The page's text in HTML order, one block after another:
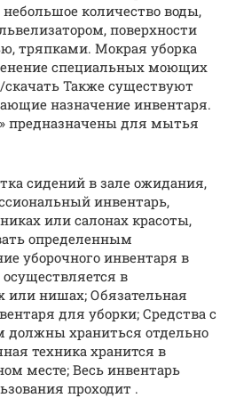
небольшое количество воды,
поверхности
тряпками. Мокрая уборка
специальных моющих
Также существуют
назначение инвентаря.
предназначены для мытья
сидений в зале ожидания,
инвентарь,
или салонах красоты,
определенным
уборочного инвентаря в
в
или нишах; Обязательная
для уборки; Средства с
должны храниться отдельно
техника хранится в
месте; Весь инвентарь
проходит .